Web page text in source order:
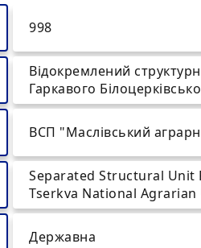
998
Відокремлений
Гаркавого
ВСП "Маслівський
Separated Structural Unit
Tserkva National
Державна